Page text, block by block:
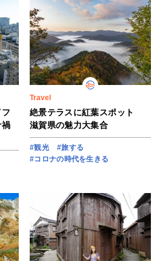
禍
Travel
絶景テラスに紅葉スポット
滋賀県の魅力大集合
#観光
#旅する
#コロナの時代を生きる